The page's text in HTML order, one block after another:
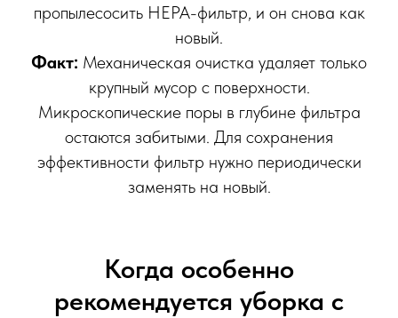
пропылесосить HEPA-фильтр, и он снова как
новый.
Факт: Механическая очистка удаляет только
крупный мусор с поверхности.
Микроскопические поры в глубине фильтра
остаются забитыми. Для сохранения
эффективности фильтр нужно периодически
заменять на новый.
Когда особенно
рекомендуется уборка с